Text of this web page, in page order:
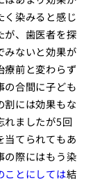
く染みると感じ
が、歯医者を探
みないと効果が
療前と変わらず
の合間に子ども
割には効果もな
れましたが5回
当てられてもあ
の際にはもう染
ことにしては結